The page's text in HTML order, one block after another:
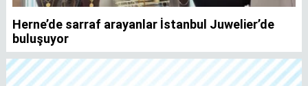
Herne’de sarraf arayanlar İstanbul Juwelier’de
buluşuyor